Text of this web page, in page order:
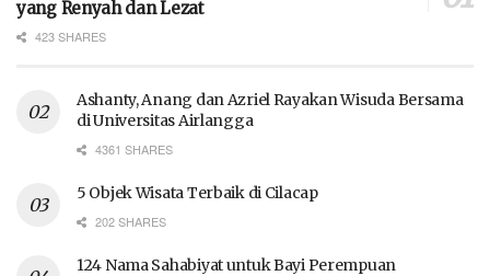
yang Renyah dan Lezat
423 SHARES
Ashanty, Anang dan Azriel Rayakan Wisuda Bersama
di Universitas Airlangga
4361 SHARES
5 Objek Wisata Terbaik di Cilacap
202 SHARES
124 Nama Sahabiyat untuk Bayi Perempuan